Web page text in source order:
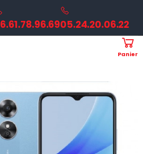
05.24.20.06.22
menu Panier